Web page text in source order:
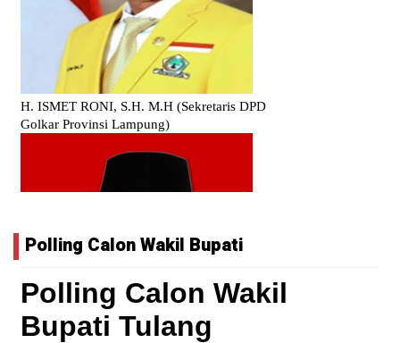
Polling Calon Wakil Bupati